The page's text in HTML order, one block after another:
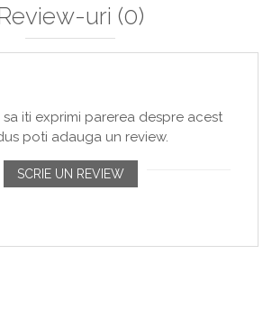
uri (0)
iti exprimi parerea despre acest
poti adauga un review.
SCRIE UN REVIEW